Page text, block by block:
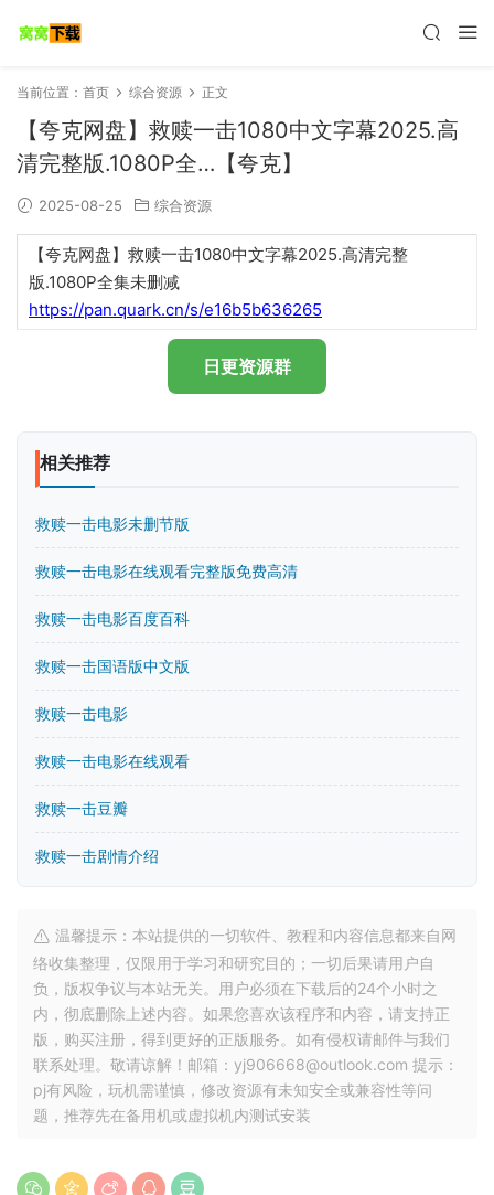
当前位置： 首页 综合资源 正文
【夸克网盘】救赎一击1080中文字幕2025.高
清完整版.1080P全…【夸克】
2025-08-25 综合资源
【夸克网盘】救赎一击1080中文字幕2025.高清完整
版.1080P全集未删减
https://pan.quark.cn/s/e16b5b636265
日更资源群
相关推荐
救赎一击电影未删节版
救赎一击电影在线观看完整版免费高清
救赎一击电影百度百科
救赎一击国语版中文版
救赎一击电影
救赎一击电影在线观看
救赎一击豆瓣
救赎一击剧情介绍
温馨提示：本站提供的一切软件、教程和内容信息都来自网
络收集整理，仅限用于学习和研究目的；一切后果请用户自
负，版权争议与本站无关。用户必须在下载后的24个小时之
内，彻底删除上述内容。如果您喜欢该程序和内容，请支持正
版，购买注册，得到更好的正版服务。如有侵权请邮件与我们
联系处理。敬请谅解！邮箱：yj906668@outlook.com 提示：
pj有风险，玩机需谨慎，修改资源有未知安全或兼容性等问
题，推荐先在备用机或虚拟机内测试安装